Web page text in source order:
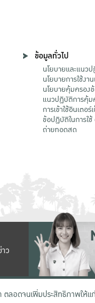
ข้อมูลทั่วไป
นโยบายและแนว
นโยบายการใช้งา
นโยบายคุ้มครอ
แนวปฏิบัติการคุ้
การเข้าใช้อินเตอร์
ข้อปฏิบัติในการใ
ถ่ายทอดสด
ว
วงศ์วาน แขวงลาดยาว เขตจตุ
า ตลอดจนเพิ่มประสิทธิภาพ